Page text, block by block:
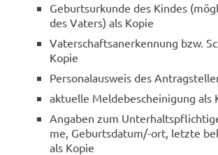
Ge­burts­ur­kun­de des Kin­des
des Va­ters) als Kopie
Va­ter­schafts­an­er­ken­nung bzw.
Kopie
Per­so­nal­aus­weis des
ak­tu­el­le Mel­de­be­schei­ni­gung als
An­ga­ben zum
me, Ge­burts­da­tum/-ort, letz­te
als Kopie